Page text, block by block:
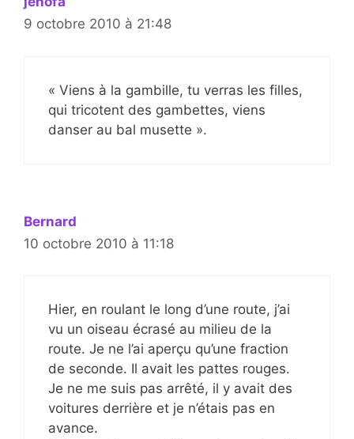
9 octobre 2010 à 21:48
« Viens à la gambille, tu verras les filles,
qui tricotent des gambettes, viens
danser au bal musette ».
Bernard
10 octobre 2010 à 11:18
Hier, en roulant le long d’une route, j’ai
vu un oiseau écrasé au milieu de la
route. Je ne l’ai aperçu qu’une fraction
de seconde. Il avait les pattes rouges.
Je ne me suis pas arrêté, il y avait des
voitures derrière et je n’étais pas en
avance.